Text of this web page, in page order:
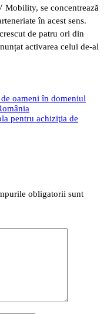
Mobility, se concentrează
în acest sens.
de patru ori din
activarea celui de-al
oameni în domeniul
pentru achiziţia de
obligatorii sunt